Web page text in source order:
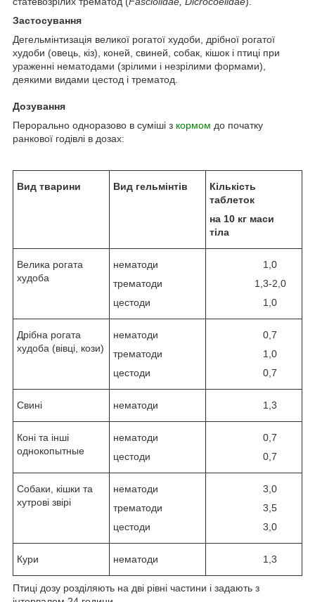
Застосування
Дегельмінтизація великої рогатої худоби, дрібної рогатої
худоби (овець, кіз), коней, свиней, собак, кішок і птиці при
ураженні нематодами (зрілими і незрілими формами),
деякими видами цестод і трематод.
Дозування
Перорально одноразово в суміші з кормом до початку
ранкової годівлі в дозах:
Вид тварини Вид гельмінтів
Кількість
таблеток
на 10 кг маси
тіла
Велика рогата
худоба
нематоди
трематоди
цестоди
1,0
1,3-2,0
1,0
Дрібна рогата
худоба (вівці, кози)
нематоди
трематоди
цестоди
0,7
1,0
0,7
Свині нематоди 1,3
Коні та інші
однокопытные
нематоди
цестоди
0,7
0,7
Собаки, кішки та
хутрові звірі
нематоди
трематоди
цестоди
3,0
3,5
3,0
Кури нематоди 1,3
Птиці дозу розділяють на дві рівні частини і задають з